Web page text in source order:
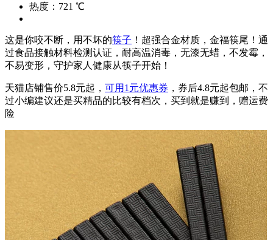
热度：721 ℃
这是你咬不断，用不坏的筷子 ！超强合金材质，金福筷尾！通
过食品接触材料检测认证，耐高温消毒，无漆无蜡，不发霉，
不易变形，守护家人健康从筷子开始！
天猫店铺售价5.8元起， 可用1元优惠券 ，券后4.8元起包邮，不
过小编建议还是买精品的比较有档次，买到就是赚到，赠运费
险